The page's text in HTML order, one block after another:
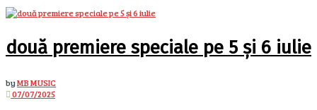
două premiere speciale pe 5 și 6 iulie
byMB MUSIC
07/07/2025